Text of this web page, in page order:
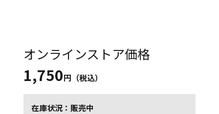
オンラインストア価格
1,750円（税込）
在庫状況：販売中